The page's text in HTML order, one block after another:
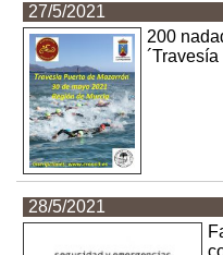
27/5/2021
200
28/5/2021